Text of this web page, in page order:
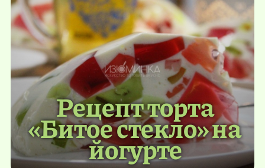
Рецепт торта
«Битое стекло» на
йогурте